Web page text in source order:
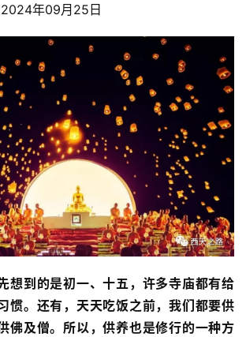
年09月25日
想到的是初一、十五，许多寺庙都有给
惯。还有，天天吃饭之前，我们都要供
佛及僧。所以，供养也是修行的一种方